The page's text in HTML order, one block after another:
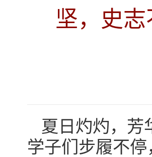
坚，史
夏日灼灼，芳
学子们步履不